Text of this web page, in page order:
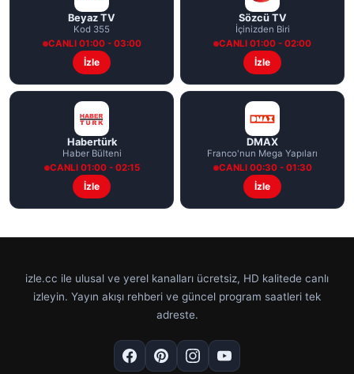
Beyaz TV
Kod 355
CANLI 01:00 - 03:00
İzle
Sözcü TV
İçinizden Biri
CANLI 01:00 - 02:00
İzle
Habertürk
Haber Bülteni
CANLI 01:00 - 02:15
İzle
DMAX
Franco'nun Mega Yapıları
CANLI 00:30 - 01:30
İzle
izle.cc ile ulusal ve yerel kanalları ücretsiz, HD kalitede canlı
izleyin. Yayın akışı rehberi ve güncel program saatleri tek
adreste.